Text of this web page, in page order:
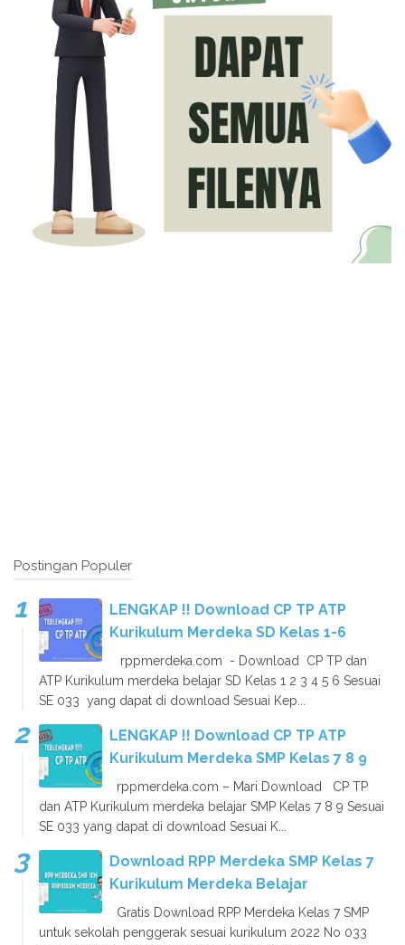
Postingan Populer
LENGKAP !! Download CP TP ATP
Kurikulum Merdeka SD Kelas 1-6
rppmerdeka.com - Download CP TP dan
ATP Kurikulum merdeka belajar SD Kelas 1 2 3 4 5 6 Sesuai
SE 033 yang dapat di download Sesuai Kep...
LENGKAP !! Download CP TP ATP
Kurikulum Merdeka SMP Kelas 7 8 9
rppmerdeka.com – Mari Download CP TP
dan ATP Kurikulum merdeka belajar SMP Kelas 7 8 9 Sesuai
SE 033 yang dapat di download Sesuai K...
Download RPP Merdeka SMP Kelas 7
Kurikulum Merdeka Belajar
Gratis Download RPP Merdeka Kelas 7 SMP
untuk sekolah penggerak sesuai kurikulum 2022 No 033